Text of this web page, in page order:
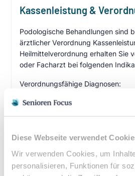
Diese Webseite verwendet
Wir verwenden Cookies, um
personalisieren, Funktionen für
Kassenleistung &
Podologische Behandlungen sind
ärztlicher Verordnung
Heilmittelverordnung erhalten Sie
oder Facharzt bei folgenden
Verordnungsfähige Diagnosen:
Querschnittslähmung
Zuzahlung & Kosten: